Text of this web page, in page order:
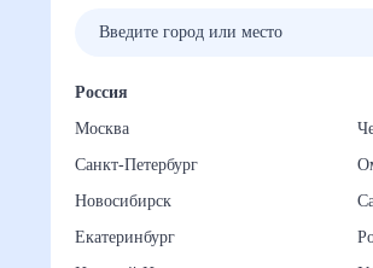
Россия
Москва
Санкт-Петербург
Новосибирск
Екатеринбург